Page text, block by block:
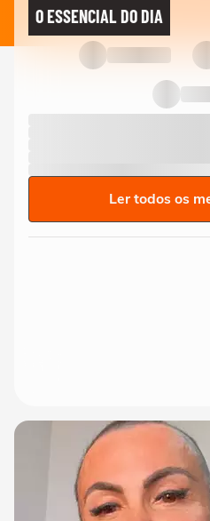
O ESSENCIAL DO DIA
Ler todos os